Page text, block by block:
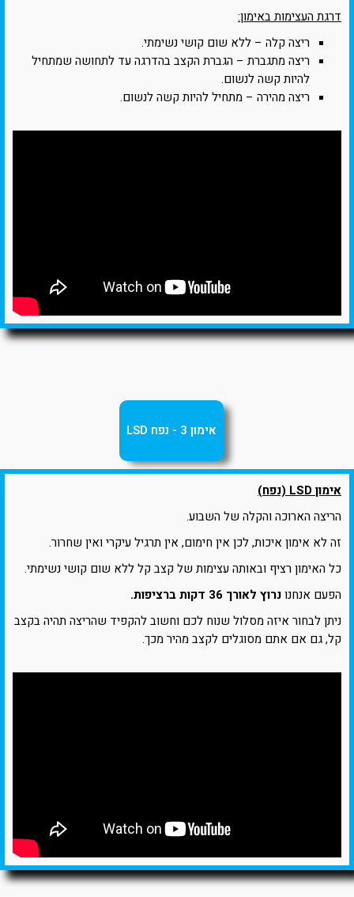
דרגת העצימות באימון:
ריצה קלה – ללא שום קושי נשימתי.
ריצה מתגברת – הגברת הקצב בהדרגה עד לתחושה שמתחיל
להיות קשה לנשום.
ריצה מהירה – מתחיל להיות קשה לנשום.
אימון 3 - נפח LSD
אימון LSD (נפח)
הריצה הארוכה והקלה של השבוע.
זה לא אימון איכות, לכן אין חימום, אין תרגיל עיקרי ואין שחרור.
כל האימון רציף ובאותה עצימות של קצב קל ללא שום קושי נשימתי.
הפעם אנחנונרוץ לאורך 36 דקות ברציפות.
ניתן לבחור איזה מסלול שנוח לכם וחשוב להקפיד שהריצה תהיה בקצב
קל, גם אם אתם מסוגלים לקצב מהיר מכך.